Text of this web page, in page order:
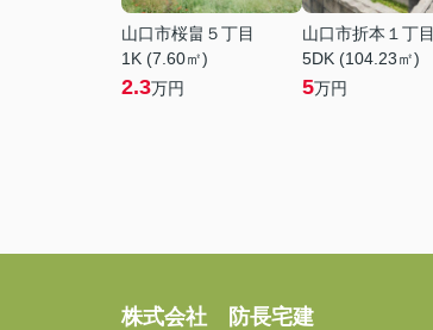
山口市桜畠５丁目
1K (7.60㎡)
2.3万円
山口市折本１丁目
5DK (104.23㎡)
5万円
株式会社 防長宅建